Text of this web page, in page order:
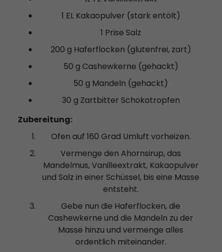
1 EL Kakaopulver (stark entölt)
1 Prise Salz
200 g Haferflocken (glutenfrei, zart)
50 g Cashewkerne (gehackt)
50 g Mandeln (gehackt)
30 g Zartbitter Schokotropfen
Zubereitung:
Ofen auf 160 Grad Umluft vorheizen.
Vermenge den Ahornsirup, das
Mandelmus, Vanilleextrakt, Kakaopulver
und Salz in einer Schüssel, bis eine Masse
entsteht.
Gebe nun die Haferflocken, die
Cashewkerne und die Mandeln zu der
Masse hinzu und vermenge alles
ordentlich miteinander.